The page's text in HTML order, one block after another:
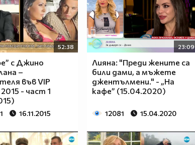
52:38
с Джино
–
във VIP
- част 1
16.11.2015
23:09
Лияна: "Преди жените са
били дами, а мъжете
джентълмени." - „На
кафе” (15.04.2020)
12081 15.04.2020